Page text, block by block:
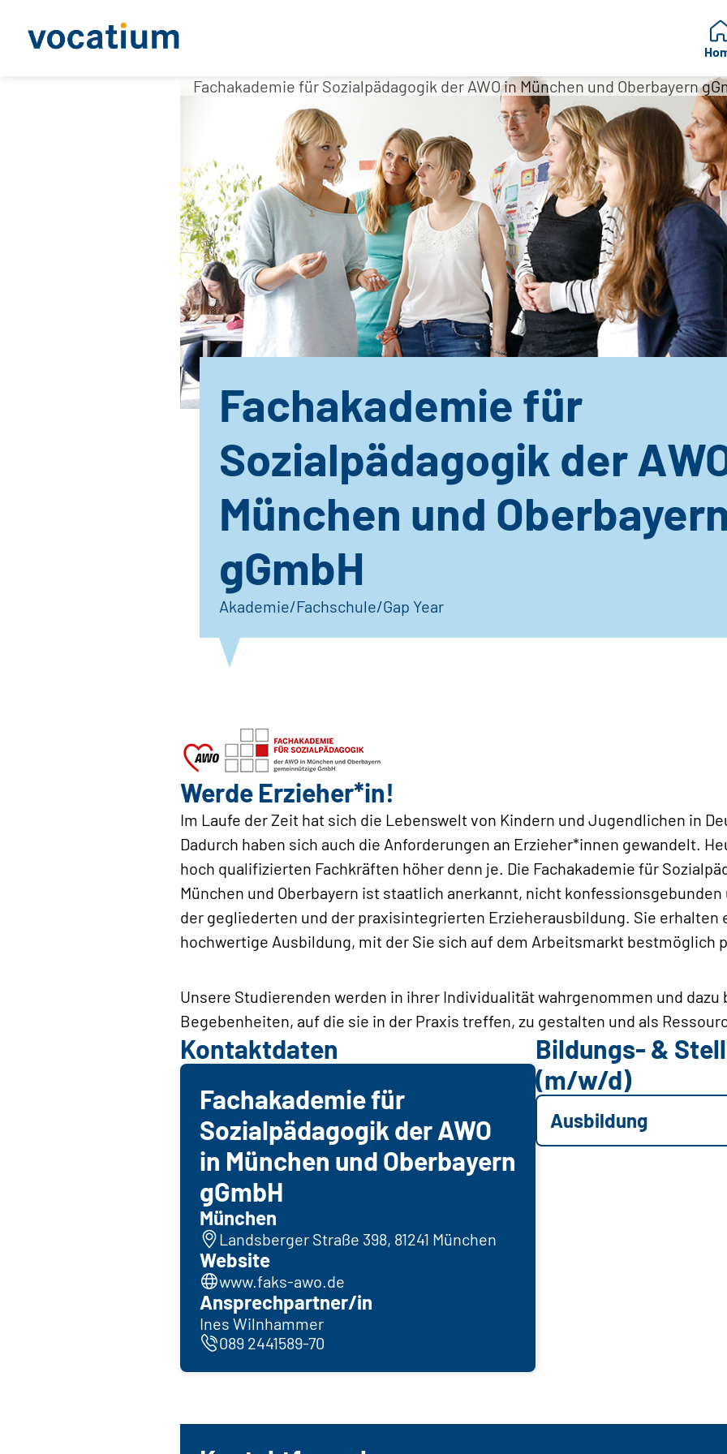
Fachakademie für Sozialpädagogik der AWO in München und Oberbayern
Fachakademie für
Sozialpädagogik der
München und
gGmbH
Akademie/Fachschule/Gap Year
Werde Erzieher*in!
Im Laufe der Zeit hat sich die Lebenswelt von Kindern und Jugendlichen in
Dadurch haben sich auch die Anforderungen an Erzieher*innen gewandelt.
hoch qualifizierten Fachkräften höher denn je. Die Fachakademie für
München und Oberbayern ist staatlich anerkannt, nicht
der gegliederten und der praxisintegrierten Erzieherausbildung. Sie erhalten
hochwertige Ausbildung, mit der Sie sich auf dem Arbeitsmarkt bestmöglich
Unsere Studierenden werden in ihrer Individualität wahrgenommen und
Begebenheiten, auf die sie in der Praxis treffen, zu gestalten und als
Kontaktdaten
Fachakademie für
Sozialpädagogik der AWO
in München und Oberbayern
gGmbH
München
Landsberger Straße 398, 81241 München
Website
www.faks-awo.de
Ansprechpartner/in
Ines Wilnhammer
089 2441589-70
Bildungs- &
(m/w/d)
Ausbildung